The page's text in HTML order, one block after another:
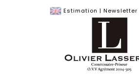
Estimation | Newsletter